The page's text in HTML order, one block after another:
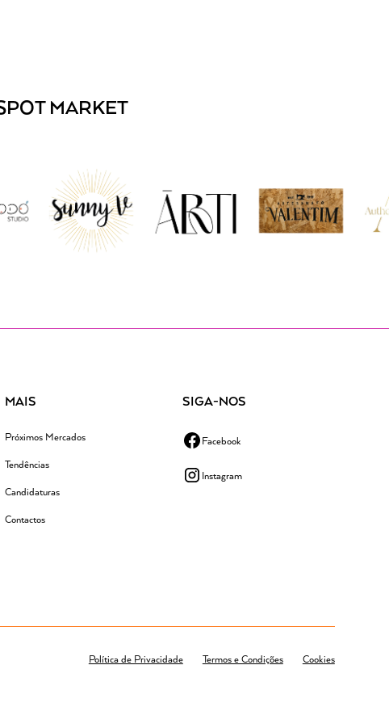
MARKET
MAIS
Próximos Mercados
Tendências
Candidaturas
Contactos
SIGA-NOS
Facebook
Instagram
Política de Privacidade Termos e Condições Cookies